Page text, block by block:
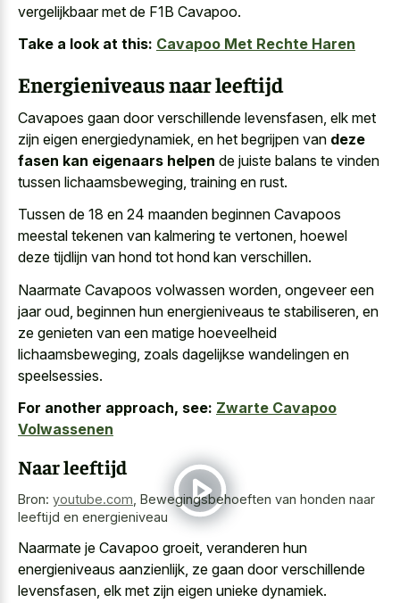
vergelijkbaar met de F1B Cavapoo.
Take a look at this: Cavapoo Met Rechte Haren
Energieniveaus naar leeftijd
Cavapoes gaan door verschillende levensfasen, elk met
zijn eigen energiedynamiek, en het begrijpen van deze
fasen kan eigenaars helpen de juiste balans te vinden
tussen lichaamsbeweging, training en rust.
Tussen de 18 en 24 maanden beginnen Cavapoos
meestal tekenen van kalmering te vertonen, hoewel
deze tijdlijn van hond tot hond kan verschillen.
Naarmate Cavapoos volwassen worden, ongeveer een
jaar oud, beginnen hun energieniveaus te stabiliseren, en
ze genieten van een matige hoeveelheid
lichaamsbeweging, zoals dagelijkse wandelingen en
speelsessies.
For another approach, see: Zwarte Cavapoo
Volwassenen
Naar leeftijd
Bron: youtube.com Bewegingsbehoeften van honden naar
leeftijd en energieniveau
Naarmate je Cavapoo groeit, veranderen hun
energieniveaus aanzienlijk, ze gaan door verschillende
levensfasen, elk met zijn eigen unieke dynamiek.